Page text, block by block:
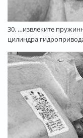
30. …извлеките
цилиндра